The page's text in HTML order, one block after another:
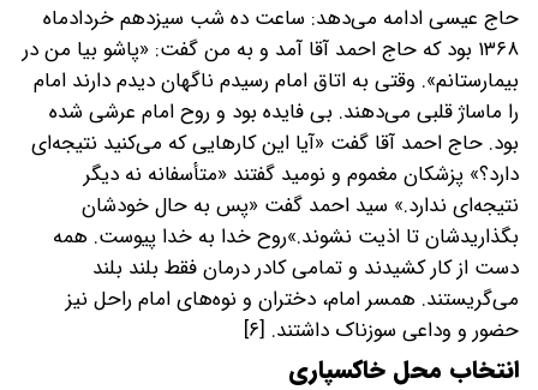
حاج عیسی ادامه می‌دهد: ساعت ده شب سیزدهم خردادماه
۱۳۶۸ بود که حاج احمد آقا آمد و به من گفت: «پاشو بیا من در
بیمارستانم». وقتی به اتاق امام رسیدم ناگهان دیدم دارند امام
را ماساژ قلبی می‌دهند. بی فایده بود و روح امام عرشی شده
بود. حاج احمد آقا گفت «آیا این کار‌هایی که می‌کنید نتیجه‌ای
دارد؟» پزشکان مغموم و نومید گفتند «متأسفانه نه دیگر
نتیجه‌ای ندارد.» سید احمد گفت «پس به حال خودشان
بگذاریدشان تا اذیت نشوند.»روح خدا به خدا پیوست. همه
دست از کار کشیدند و تمامی کادر درمان فقط بلند بلند
می‌گریستند. همسر امام، دختران و نوه‌های امام راحل نیز
حضور و وداعی سوزناک داشتند. [۶]
انتخاب محل خاکسپاری